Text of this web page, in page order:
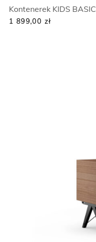
Kontenerek KIDS BASIC
1 899,00 zł